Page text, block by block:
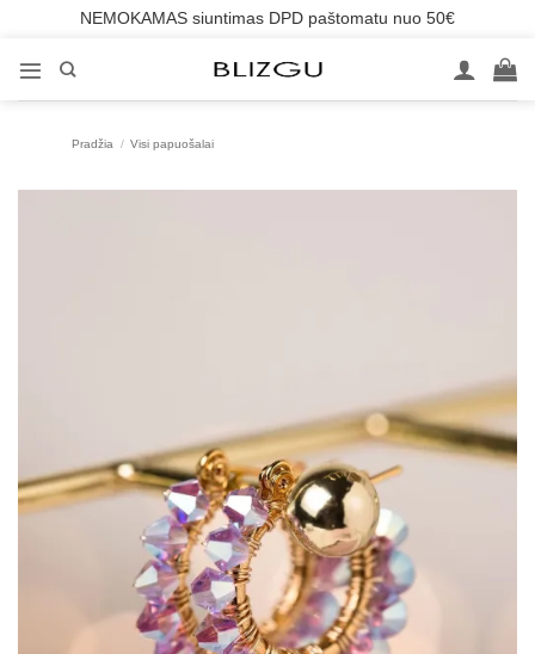
NEMOKAMAS siuntimas DPD paštomatu nuo 50€
content
Pradžia / Visi papuošalai